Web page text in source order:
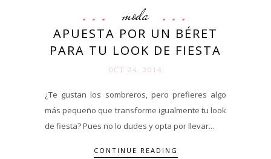
moda
APUESTA POR UN BÉRET
PARA TU LOOK DE FIESTA
OCT 24. 2014
¿Te gustan los sombreros, pero prefieres algo
más pequeño que transforme igualmente tu look
de fiesta? Pues no lo dudes y opta por llevar...
CONTINUE READING